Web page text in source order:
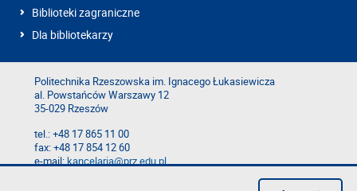
Biblioteki zagraniczne
Dla bibliotekarzy
Politechnika Rzeszowska im. Ignacego Łukasiewicza
al. Powstańców Warszawy 12
35-029 Rzeszów
tel.: +48 17 865 11 00
fax: +48 17 854 12 60
e-mail:kancelaria@prz.edu.pl